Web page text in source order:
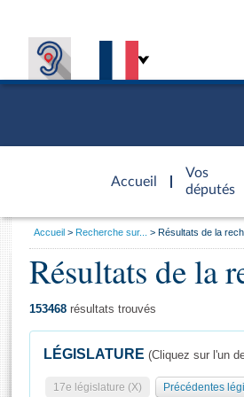
Accueil
d'accueil
Vos
députés
Général
Vous
Accueil Recherche sur... Résultats de la
Résultats de la
153468 résultats trouvés
LÉGISLATURE (Cliquez sur l'un
17e législature (X) Précédentes